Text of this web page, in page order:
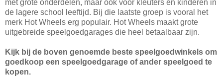
met grote onderdelen, maar ook voor kleuters en kinderen in
de lagere school leeftijd. Bij die laatste groep is vooral het
merk Hot Wheels erg populair. Hot Wheels maakt grote
uitgebreide speelgoedgarages die heel betaalbaar zijn.
Kijk bij de boven genoemde beste speelgoedwinkels om
goedkoop een speelgoedgarage of ander speelgoed te
kopen.